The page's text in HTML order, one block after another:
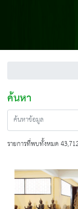
ค้นหา
รายการที่พบทั้งหมด